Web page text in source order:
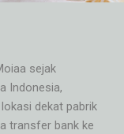
sejak
Indonesia,
dekat pabrik
transfer bank ke